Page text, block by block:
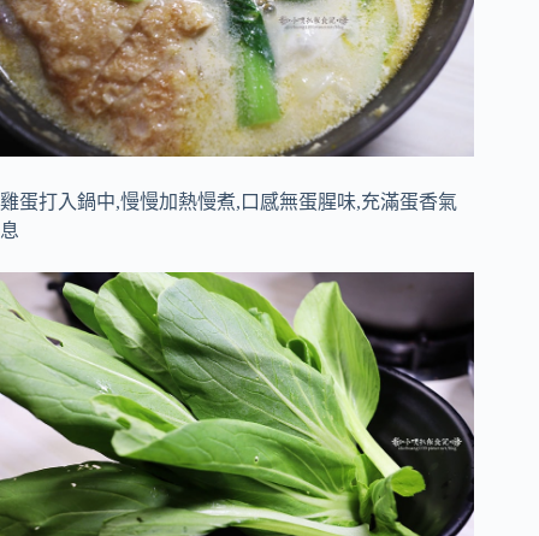
雞蛋打入鍋中,慢慢加熱慢煮,口感無蛋腥味,充滿蛋香氣
息